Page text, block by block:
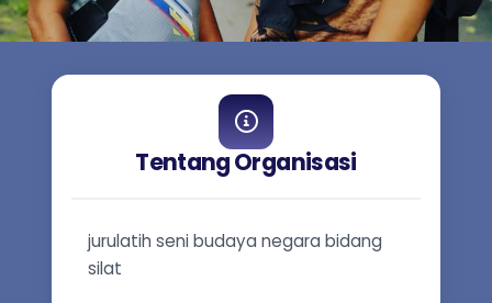
Tentang Organisasi
jurulatih seni budaya negara bidang
silat